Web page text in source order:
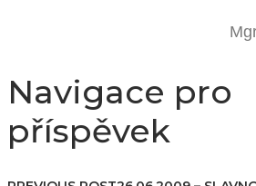
Navigace pro
příspěvek